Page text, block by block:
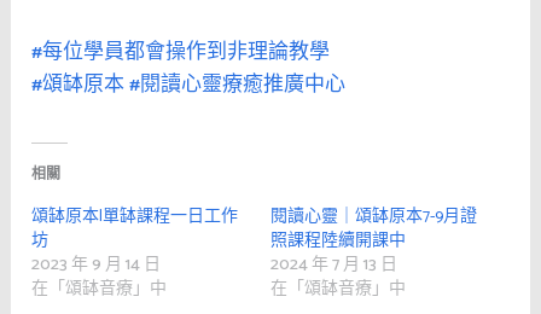
#每位學員都會操作到非理論教學
#頌缽原本#閱讀心靈療癒推廣中心
相關
頌缽原本|單缽課程一日工作
坊
2023 年 9 月 14 日
在「頌缽音療」中
閱讀心靈｜頌缽原本7-9月證
照課程陸續開課中
2024 年 7 月 13 日
在「頌缽音療」中